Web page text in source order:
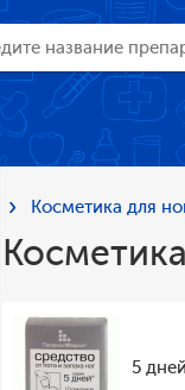
Косметика для
5